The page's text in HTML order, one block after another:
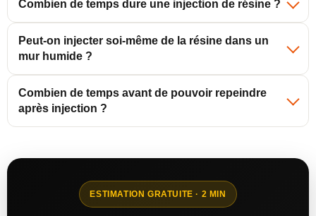
Combien de temps dure une injection de résine ?
Peut-on injecter soi-même de la résine dans un
mur humide ?
Combien de temps avant de pouvoir repeindre
après injection ?
ESTIMATION GRATUITE · 2 MIN